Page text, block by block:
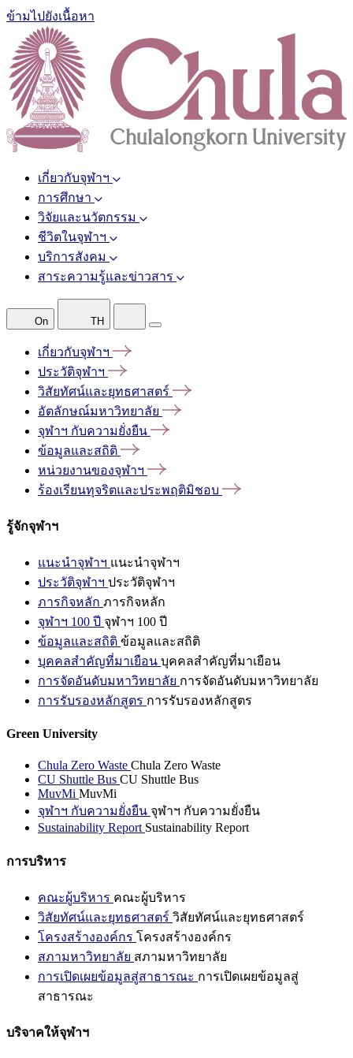
ข้ามไปยังเนื้อหา
เกี่ยวกับจุฬาฯ
การศึกษา
วิจัยและนวัตกรรม
ชีวิตในจุฬาฯ
บริการสังคม
สาระความรู้และข่าวสาร
On TH
เกี่ยวกับจุฬาฯ
ประวัติจุฬาฯ
วิสัยทัศน์และยุทธศาสตร์
อัตลักษณ์มหาวิทยาลัย
จุฬาฯ กับความยั่งยืน
ข้อมูลและสถิติ
หน่วยงานของจุฬาฯ
ร้องเรียนทุจริตและประพฤติมิชอบ
รู้จักจุฬาฯ
แนะนำจุฬาฯ แนะนำจุฬาฯ
ประวัติจุฬาฯ ประวัติจุฬาฯ
ภารกิจหลัก ภารกิจหลัก
จุฬาฯ 100 ปี จุฬาฯ 100 ปี
ข้อมูลและสถิติ ข้อมูลและสถิติ
บุคคลสำคัญที่มาเยือน บุคคลสำคัญที่มาเยือน
การจัดอันดับมหาวิทยาลัย การจัดอันดับมหาวิทยาลัย
การรับรองหลักสูตร การรับรองหลักสูตร
Green University
Chula Zero Waste Chula Zero Waste
CU Shuttle Bus CU Shuttle Bus
MuvMi MuvMi
จุฬาฯ กับความยั่งยืน จุฬาฯ กับความยั่งยืน
Sustainability Report Sustainability Report
การบริหาร
คณะผู้บริหาร คณะผู้บริหาร
วิสัยทัศน์และยุทธศาสตร์ วิสัยทัศน์และยุทธศาสตร์
โครงสร้างองค์กร โครงสร้างองค์กร
สภามหาวิทยาลัย สภามหาวิทยาลัย
การเปิดเผยข้อมูลสู่สาธารณะ การเปิดเผยข้อมูลสู่
สาธารณะ
บริจาคให้จุฬาฯ